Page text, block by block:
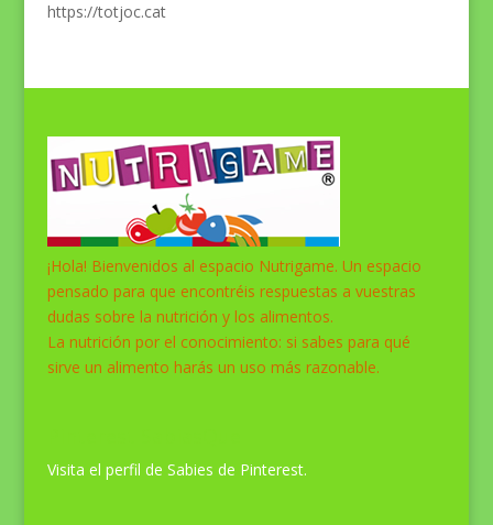
https://totjoc.cat
¡Hola! Bienvenidos al espacio Nutrigame. Un espacio
pensado para que encontréis respuestas a vuestras
dudas sobre la nutrición y los alimentos.
La nutrición por el conocimiento: si sabes para qué
sirve un alimento harás un uso más razonable.
Visita el perfil de Sabies de Pinterest.